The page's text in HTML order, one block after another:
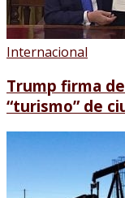
Internacional
Trump firma
“turismo” de